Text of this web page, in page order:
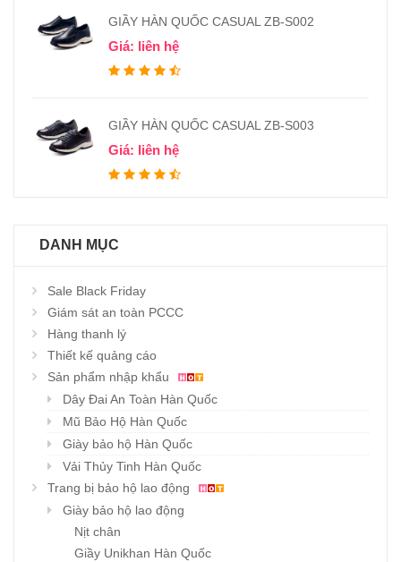
GIẦY HÀN QUỐC CASUAL ZB-S002
Giá: liên hệ
GIẦY HÀN QUỐC CASUAL ZB-S003
Giá: liên hệ
DANH MỤC
Sale Black Friday
Giám sát an toàn PCCC
Hàng thanh lý
Thiết kế quảng cáo
Sản phẩm nhập khẩu
Dây Đai An Toàn Hàn Quốc
Mũ Bảo Hộ Hàn Quốc
Giày bảo hộ Hàn Quốc
Vải Thủy Tinh Hàn Quốc
Trang bị bảo hộ lao động
Giày bảo hộ lao động
Nịt chân
Giầy Unikhan Hàn Quốc